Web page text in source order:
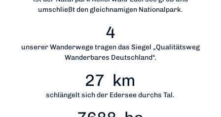
umschließt den gleichnamigen Nationalpark.
4
unserer Wanderwege tragen das Siegel „Qualitätsweg
Wanderbares Deutschland“.
27 km
schlängelt sich der Edersee durchs Tal.